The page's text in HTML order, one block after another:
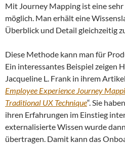
Mit Journey Mapping ist eine
möglich. Man erhält eine
Überblick und Detail gleichzeitig
Diese Methode kann man für
Ein interessantes Beispiel zeigen
Jacqueline L. Frank in ihrem Artikel
Employee Experience Journey
Traditional UX Technique“. Sie
ihren Erfahrungen im Einstieg
externalisierte Wissen wurde
übertragen. Damit kann das